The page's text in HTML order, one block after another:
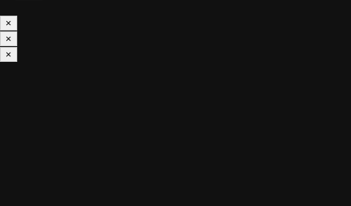
×
×
×